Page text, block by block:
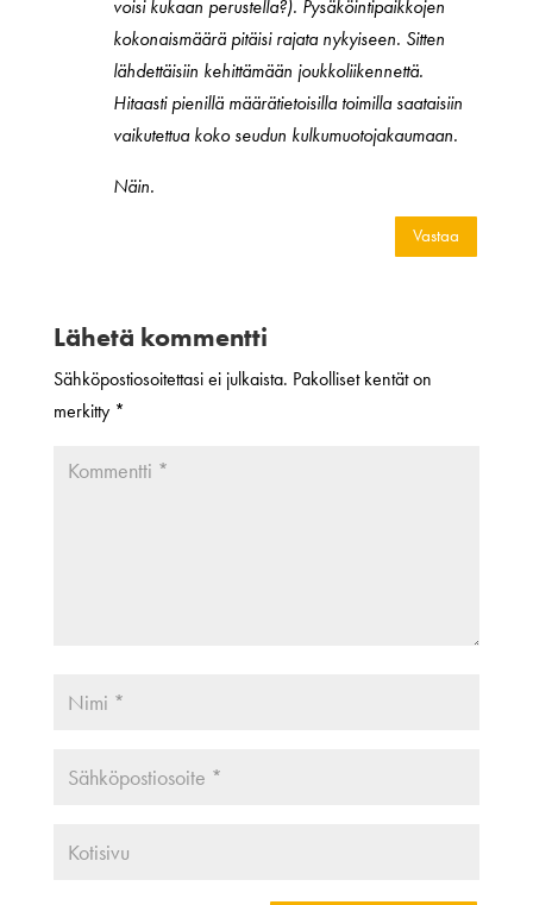
voisi kukaan perustella?). Pysäköintipaikkojen
kokonaismäärä pitäisi rajata nykyiseen. Sitten
lähdettäisiin kehittämään joukkoliikennettä.
Hitaasti pienillä määrätietoisilla toimilla saataisiin
vaikutettua koko seudun kulkumuotojakaumaan.
Näin.
Vastaa
Lähetä kommentti
Sähköpostiosoitettasi ei julkaista. Pakolliset kentät on
merkitty *